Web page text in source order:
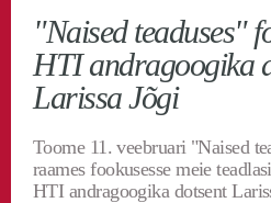
"Naised teaduses"
HTI andragoogika
Larissa Jõgi
Toome 11. veebruari "Naised
raames fookusesse meie
HTI andragoogika dotsent